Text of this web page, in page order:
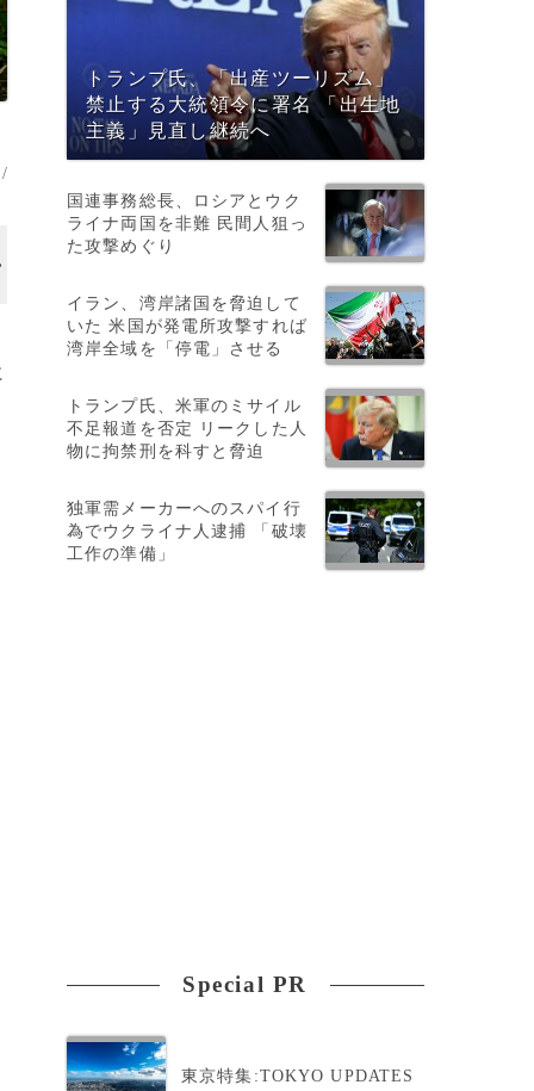
トランプ氏、「出産ツーリズム」
禁止する大統領令に署名 「出生地
主義」見直し継続へ
国連事務総長、ロシアとウク
ライナ両国を非難 民間人狙っ
た攻撃めぐり
イラン、湾岸諸国を脅迫して
いた 米国が発電所攻撃すれば
湾岸全域を「停電」させる
トランプ氏、米軍のミサイル
不足報道を否定 リークした人
物に拘禁刑を科すと脅迫
独軍需メーカーへのスパイ行
為でウクライナ人逮捕 「破壊
工作の準備」
Special PR
東京特集:TOKYO UPDATES